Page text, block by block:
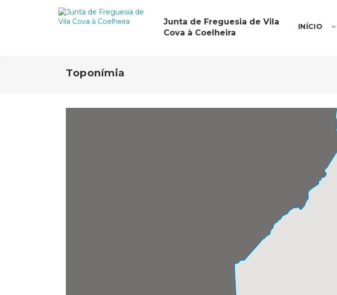
Junta de Freguesia de Vila
Cova à Coelheira
INÍCIO
Toponímia